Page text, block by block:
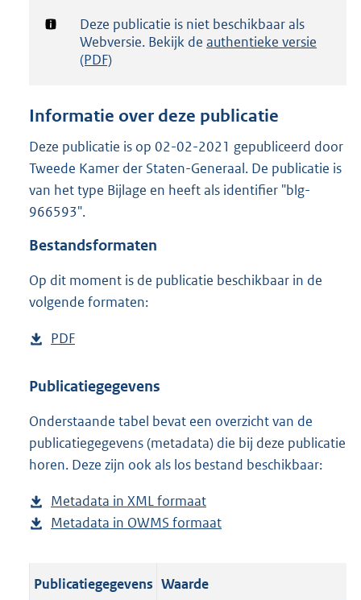
d
g
t
e
:
8
Notificatie:
Deze publicatie is niet beschikbaar als
Webversie. Bekijk de authentieke versie
(PDF)
Informatie over deze publicatie
Deze publicatie is op 02-02-2021 gepubliceerd door
Tweede Kamer der Staten-Generaal. De publicatie is
van het type Bijlage en heeft als identifier "blg-
966593".
Bestandsformaten
Op dit moment is de publicatie beschikbaar in de
volgende formaten:
D
w
l
o
a
p
u
l
PDF
s
a
n
d
g
r
o
Publicatiegegevens
Onderstaande tabel bevat een overzicht van de
publicatiegegevens (metadata) die bij deze publicatie
horen. Deze zijn ook als los bestand beschikbaar:
Metadata in XML formaat
e
a
Metadata in OWMS formaat
Publicatiegegevens Waarde